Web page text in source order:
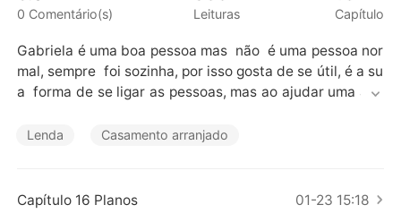
Contos Curtos
0 Comentário(s) Leituras Capítulo
Gabriela é uma boa pessoa mas  não  é uma pessoa nor
mal, sempre  foi sozinha, por isso gosta de se útil, é a su
a  forma de se ligar as pessoas, mas ao ajudar uma ami
pra ele, ela não é ninguém, será que Gabriela, vai conse
Lenda Casamento arranjado
Capítulo 16 Planos 01-23 15:18